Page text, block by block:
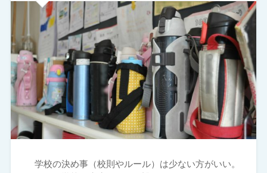
学校の決め事（校則やルール）は少ない方がいい。